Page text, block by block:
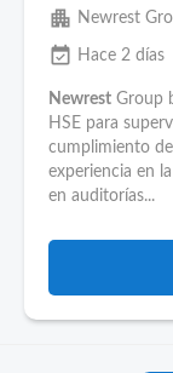
apartment Newrest
event_available Hace 2 días
Newrest Group
HSE para
cumplimiento
experiencia en
en auditorías...